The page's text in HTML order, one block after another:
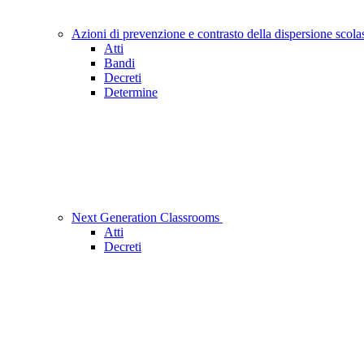
Azioni di prevenzione e contrasto della dispersione
Atti
Bandi
Decreti
Determine
Next Generation Classrooms
Atti
Decreti